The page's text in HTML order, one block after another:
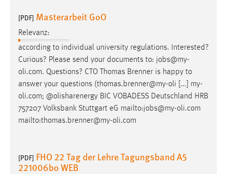
[PDF] Masterarbeit GoO
Relevanz:
according to individual university regulations. Interested?
Curious? Please send your documents to: jobs@my-
oli.com. Questions? CTO Thomas Brenner is happy to
answer your questions (thomas.brenner@my-oli [...] my-
oli.com; @olisharenergy BIC VOBADESS Deutschland HRB
757207 Volksbank Stuttgart eG mailto:jobs@my-oli.com
mailto:thomas.brenner@my-oli.com
[PDF] FHO 22 Tag der Lehre Tagungsband A5
221006bo WEB